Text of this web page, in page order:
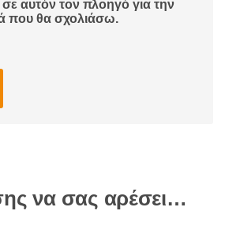
αυτόν τον πλοηγό για την
που θα σχολιάσω.
να σας αρέσει…